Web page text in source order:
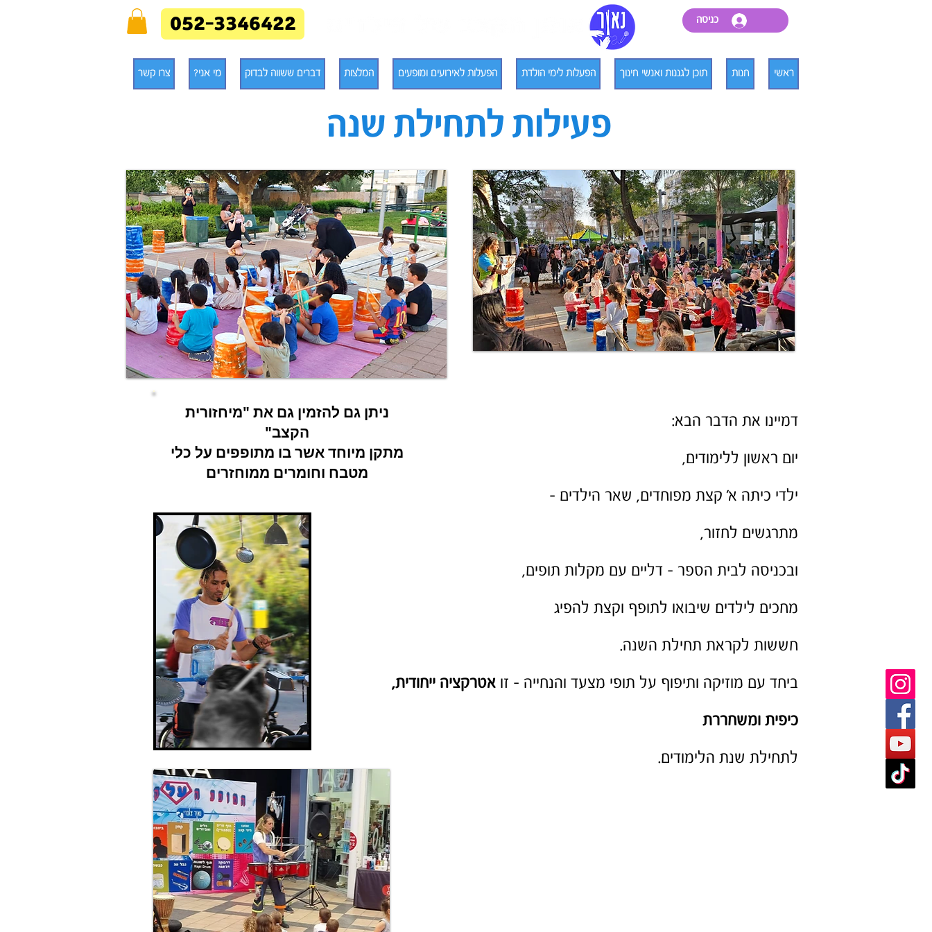
052-3346422 כניסה
ראשי חנות תוכן לגננות ואנשי חינוך הפעלות לימי הולדת הפעלות לאירועים ומופעים המלצות דברים ששווה לבדוק מי אני? צרו קשר
פעילות לתחילת שנה
דמיינו את הדבר הבא:
יום ראשון ללימודים,
ילדי כיתה א' קצת מפוחדים, שאר הילדים -
מתרגשים לחזור,
ובכניסה לבית הספר - דליים עם מקלות תופים,
מחכים לילדים שיבואו לתופף וקצת להפיג
חששות לקראת תחילת השנה.
ביחד עם מוזיקה ותיפוף על תופי מצעד והנחייה - זו אטרקציה ייחודית,
כיפית ומשחררת
לתחילת שנת הלימודים.
ניתן גם להזמין גם את "מיחזורית
הקצב"
מתקן מיוחד אשר בו מתופפים על כלי
מטבח וחומרים ממוחזרים